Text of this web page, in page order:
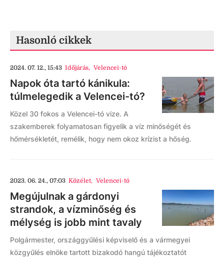
Hasonló cikkek
2024. 07. 12., 15:43 Időjárás, Velencei-tó
Napok óta tartó kánikula:
túlmelegedik a Velencei-tó?
Közel 30 fokos a Velencei-tó vize. A
szakemberek folyamatosan figyelik a víz minőségét és
hőmérsékletét, remélik, hogy nem okoz krízist a hőség.
2023. 06. 24., 07:03 Közélet, Velencei-tó
Megújulnak a gárdonyi
strandok, a vízminőség és
mélység is jobb mint tavaly
Polgármester, országgyűlési képviselő és a vármegyei
közgyűlés elnöke tartott bizakodó hangú tájékoztatót